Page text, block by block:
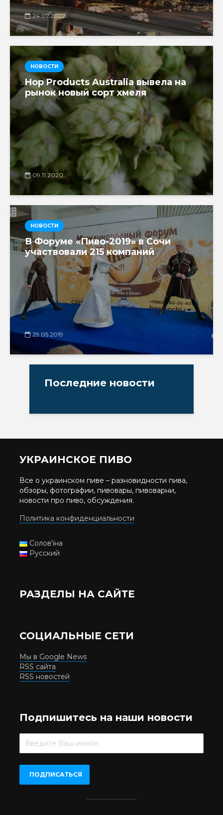
24.07.2022
НОВОСТИ
Hop Products Australia вывела на
рынок новый сорт хмеля
09.11.2020
НОВОСТИ
В Форуме «Пиво-2019» в Сочи
участвовали 215 компаний
29.05.2019
Последние новости
УКРАИНСКОЕ ПИВО
Все о украинском пиве – разновидности пива,
обзоры, фотографии, пивовары, пивоварни,
новости про пиво, обсуждения.
Политика конфиденциальности
Солов'їна
Русский
РАЗДЕЛЫ НА САЙТЕ
СОЦИАЛЬНЫЕ СЕТИ
Мы в Google News
RSS сайта
RSS новостей
Подпишитесь на наши новости